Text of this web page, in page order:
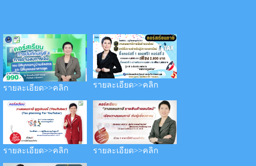
รายละเอียด>>คลิก รายละเอียด>>คลิก
รายละเอียด>>คลิก รายละเอียด>>คลิก